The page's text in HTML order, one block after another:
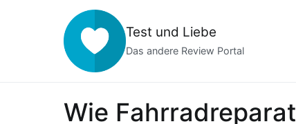
Test und Liebe
Das andere Review Portal
Wie